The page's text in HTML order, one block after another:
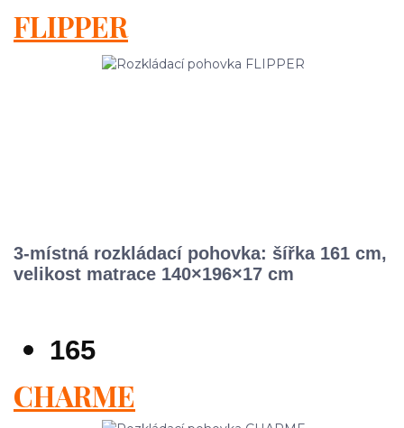
FLIPPER
3-místná rozkládací pohovka: šířka 161 cm,
velikost matrace 140×196×17 cm
165
CHARME